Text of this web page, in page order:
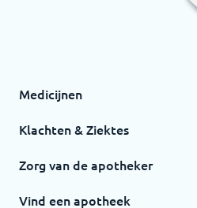
Medicijnen
Klachten & Ziektes
Zorg van de apotheker
Vind een apotheek